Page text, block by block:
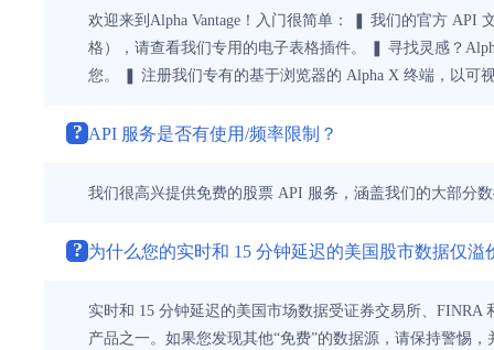
欢迎来到Alpha Vantage！入门很简单： ❚ 我们的官方 API
格），请查看我们专用的电子表格插件。 ❚ 寻找灵感？
您。 ❚ 注册我们专有的基于浏览器的 Alpha X 终端，以可
? API 服务是否有使用/频率限制？
我们很高兴提供免费的股票 API 服务，涵盖我们的大部分
? 为什么您的实时和 15 分钟延迟的美国股市数据仅
实时和 15 分钟延迟的美国市场数据受证券交易所、
产品之一。如果您发现其他“免费”的数据源，请保持警惕